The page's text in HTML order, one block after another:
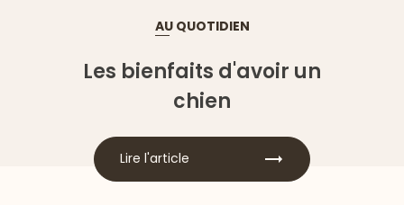
AU QUOTIDIEN
Les bienfaits d'avoir un
chien
Lire l'article